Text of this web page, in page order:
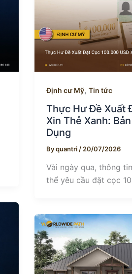
Định cư Mỹ, Tin tức
Thực Hư Đề Xuất
Xin Thẻ Xanh:
Dụng
Byquantri / 20/07/2026
Vài ngày qua, thông
thể yêu cầu đặt cọc